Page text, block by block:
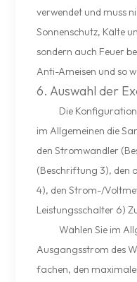
verwendet und muss
Sonnenschutz, Kälte
sondern auch Feuer
Anti-Ameisen und so
6. Auswahl der
Die
im Allgemeinen die
den Stromwandler
(Beschriftung 3), den
4), den Strom-/
Leistungsschalter 6)
Wählen Sie im
Ausgangsstrom des
fachen, den